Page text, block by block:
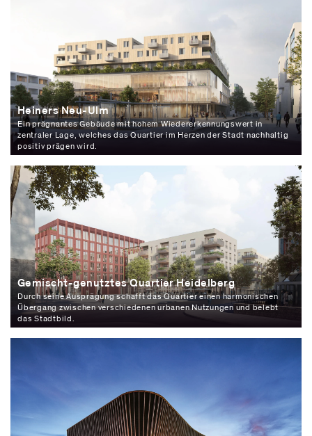
Heiners Neu-Ulm
Ein prägnantes Gebäude mit hohem Wiedererkennungswert in
zentraler Lage, welches das Quartier im Herzen der Stadt nachhaltig
positiv prägen wird.
Gemischt-genutztes Quartier Heidelberg
Durch seine Ausprägung schafft das Quartier einen harmonischen
Übergang zwischen verschiedenen urbanen Nutzungen und belebt
das Stadtbild.